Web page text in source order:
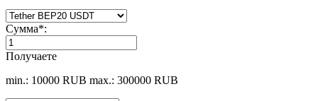
Сумма*:
Получаете
min.: 10000 RUB max.: 300000 RUB